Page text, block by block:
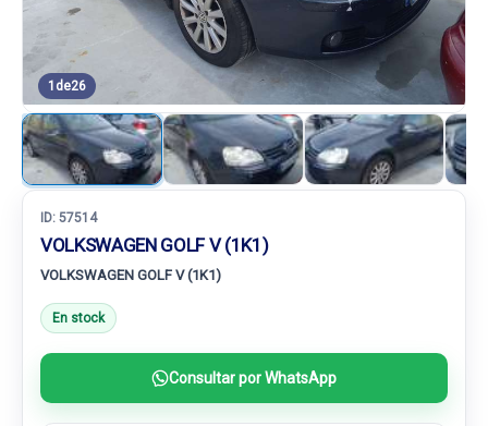
1 de26
ID: 57514
VOLKSWAGEN GOLF V (1K1)
VOLKSWAGEN GOLF V (1K1)
En stock
Consultar por WhatsApp